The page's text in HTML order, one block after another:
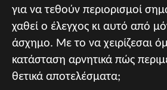
για να τεθούν περιορισμοί
χαθεί ο έλεγχος κι αυτό από
άσχημο. Με το να χειρίζεσαι
κατάσταση αρνητικά πώς
θετικά αποτελέσματα;